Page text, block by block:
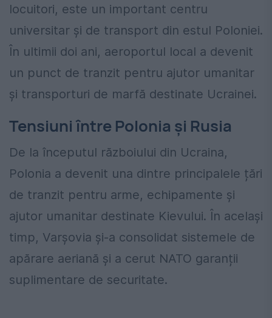
locuitori, este un important centru
universitar și de transport din estul Poloniei.
În ultimii doi ani, aeroportul local a devenit
un punct de tranzit pentru ajutor umanitar
și transporturi de marfă destinate Ucrainei.
Tensiuni între Polonia și Rusia
De la începutul războiului din Ucraina,
Polonia a devenit una dintre principalele țări
de tranzit pentru arme, echipamente și
ajutor umanitar destinate Kievului. În același
timp, Varșovia și-a consolidat sistemele de
apărare aeriană și a cerut NATO garanții
suplimentare de securitate.